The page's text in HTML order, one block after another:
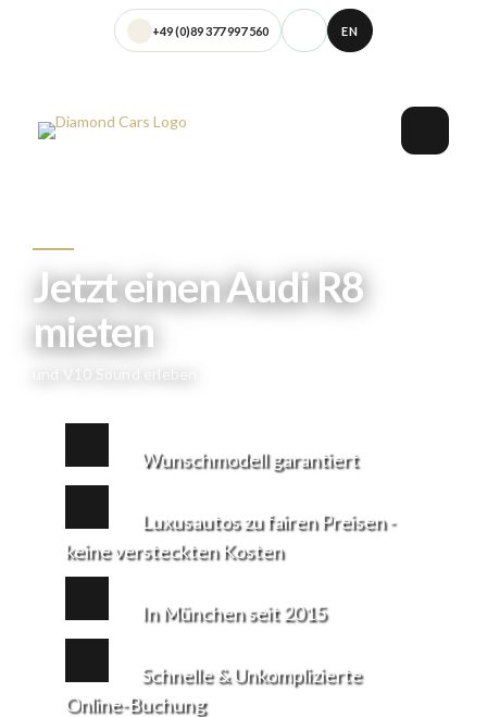
+49 (0)89 377 997 560 EN
Jetzt einen Audi R8
mieten
Wunschmodell garantiert
Luxusautos zu fairen Preisen -
keine versteckten Kosten
In München seit 2015
Schnelle & Unkomplizierte
Online-Buchung